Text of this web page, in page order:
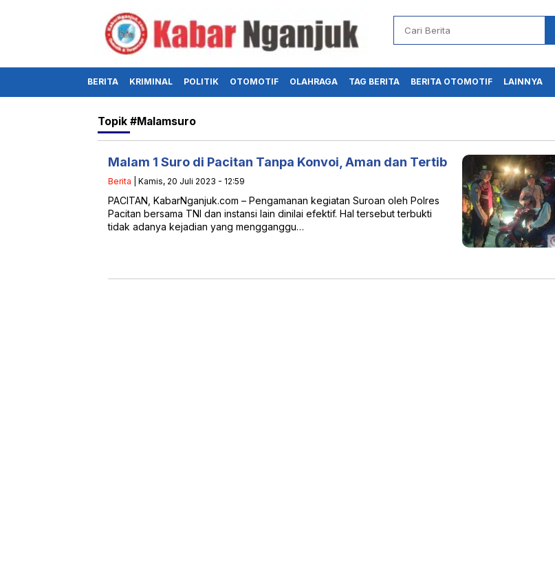
BERITA KRIMINAL POLITIK OTOMOTIF OLAHRAGA TAG BERITA BERITA OTOMOTIF LAINNYA
Topik #malamsuro
Malam 1 Suro di Pacitan Tanpa Konvoi, Aman dan Tertib
Berita | Kamis, 20 Juli 2023 - 12:59
PACITAN, KabarNganjuk.com – Pengamanan kegiatan Suroan oleh Polres
Pacitan bersama TNI dan instansi lain dinilai efektif. Hal tersebut terbukti
tidak adanya kejadian yang mengganggu…